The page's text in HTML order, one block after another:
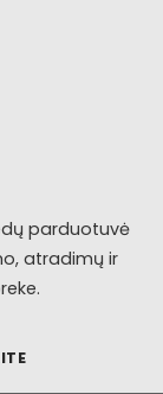
parduotuvė
atradimų ir